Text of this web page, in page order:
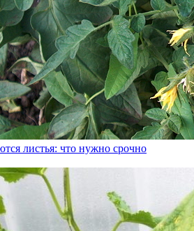
листья: что нужно срочно